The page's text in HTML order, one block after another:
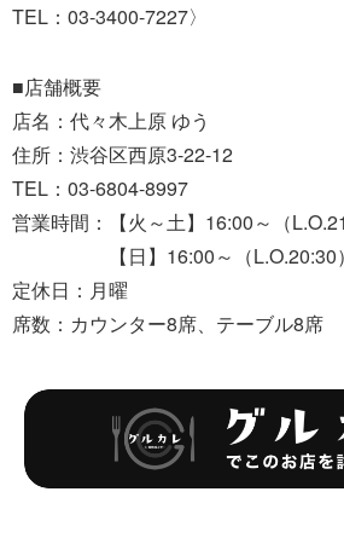
TEL：03-3400-7227〉
■店舗概要
店名：代々木上原 ゆう
住所：渋谷区西原3-22-12
TEL：03-6804-8997
営業時間：【火～土】16:00～（
【日】16:00～（L.O.20:30）
定休日：月曜
席数：カウンター8席、テーブル8席